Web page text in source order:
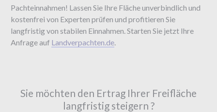
Pachteinnahmen! Lassen Sie Ihre Fläche unverbindlich und
kostenfrei von Experten prüfen und profitieren Sie
langfristig von stabilen Einnahmen. Starten Sie jetzt Ihre
Anfrage auf Landverpachten.de
Sie möchten den Ertrag Ihrer Freifläche
langfristig steigern ?